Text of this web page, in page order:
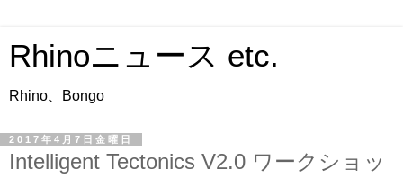
Rhinoニュース etc.
Rhino、Bongo
2017年4月7日金曜日
Intelligent Tectonics V2.0 ワークショッ